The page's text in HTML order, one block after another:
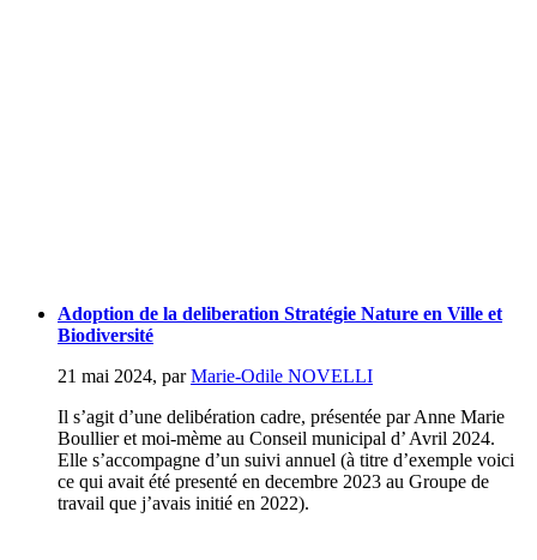
Adoption de la deliberation Stratégie Nature en Ville et
Biodiversité
21 mai 2024, parMarie-Odile NOVELLI
Il s’agit d’une delibération cadre, présentée par Anne Marie
Boullier et moi-mème au Conseil municipal d’ Avril 2024.
Elle s’accompagne d’un suivi annuel (à titre d’exemple voici
ce qui avait été presenté en decembre 2023 au Groupe de
travail que j’avais initié en 2022).